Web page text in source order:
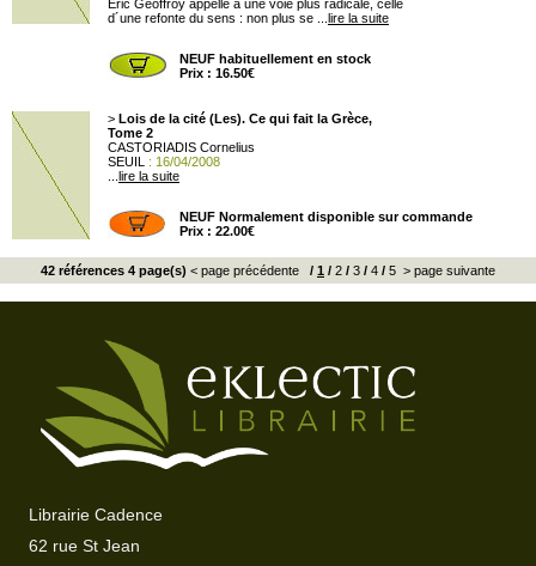
Éric Geoffroy appelle à une voie plus radicale, celle
d´une refonte du sens : non plus se ... lire la suite
NEUF habituellement en stock
Prix : 16.50€
> Lois de la cité (Les). Ce qui fait la Grèce,
Tome 2
CASTORIADIS Cornelius
SEUIL
: 16/04/2008
lire la suite
NEUF Normalement disponible sur commande
Prix : 22.00€
42 références 4 page(s) < page précédente / 1 / 2 / 3 / 4 / 5 > page suivante
Librairie Cadence
62 rue St Jean